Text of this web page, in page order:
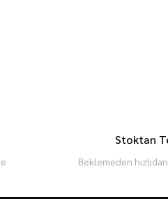
Stoktan
Beklemeden